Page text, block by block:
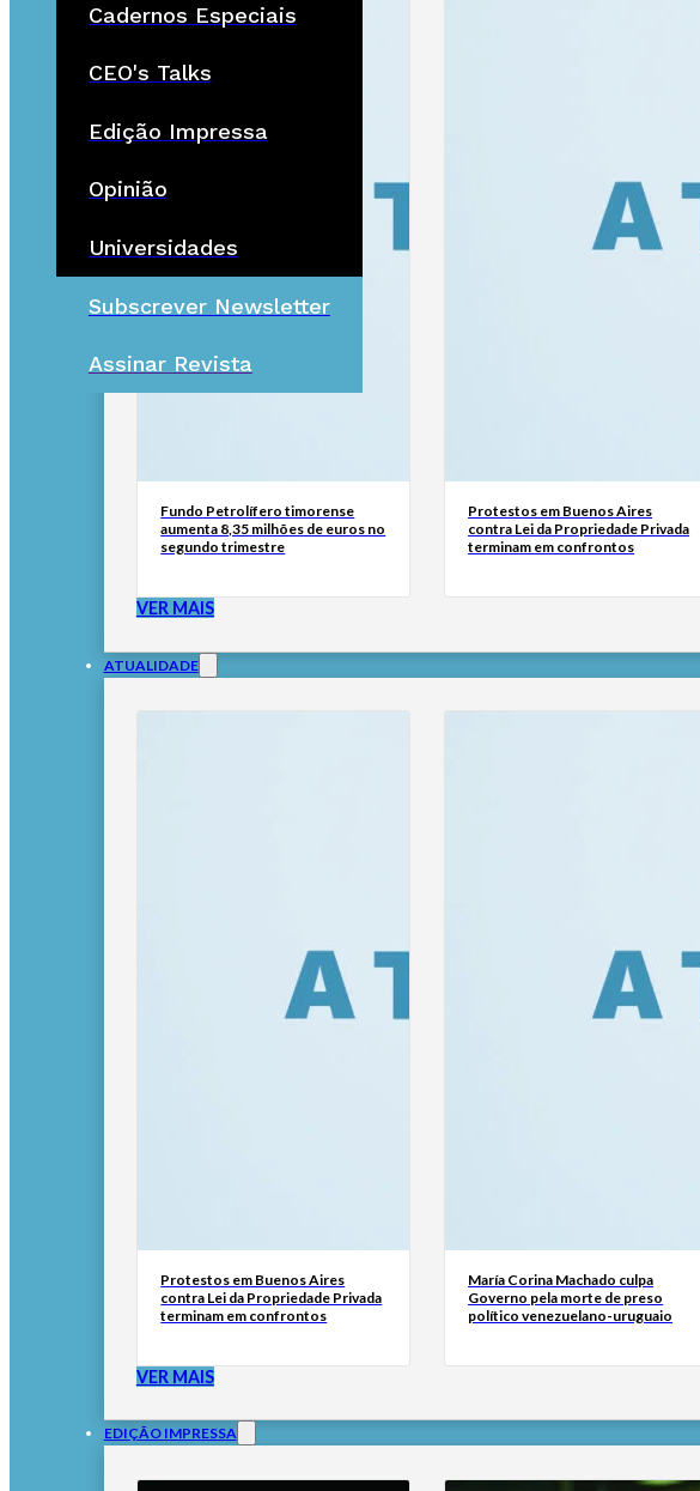
Cadernos Especiais
CEO's Talks
Edição Impressa
Opinião
Universidades
Subscrever Newsletter
Assinar Revista
Fundo Petrolífero timorense
aumenta 8,35 milhões de euros no
segundo trimestre
Protestos em Buenos Aires
contra Lei da Propriedade Privada
terminam em confrontos
VER MAIS
ATUALIDADE
Protestos em Buenos Aires
contra Lei da Propriedade Privada
terminam em confrontos
María Corina Machado culpa
Governo pela morte de preso
político venezuelano-uruguaio
VER MAIS
EDIÇÃO IMPRESSA